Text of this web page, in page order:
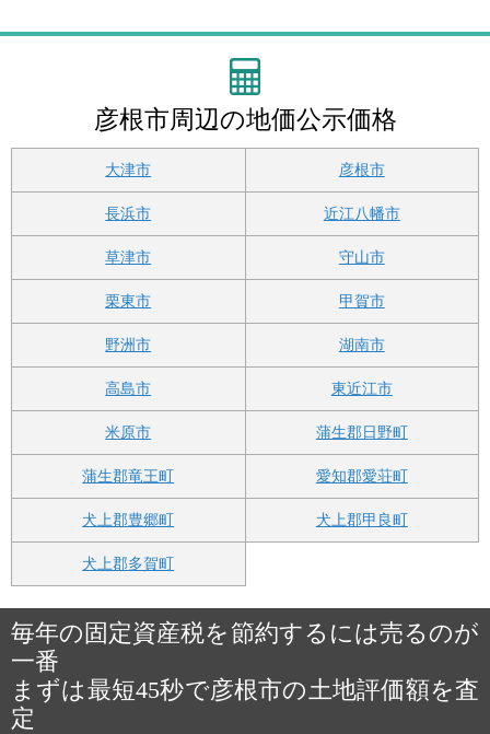
彦根市周辺の地価公示価格
大津市 彦根市
長浜市 近江八幡市
草津市 守山市
栗東市 甲賀市
野洲市 湖南市
高島市 東近江市
米原市 蒲生郡日野町
蒲生郡竜王町 愛知郡愛荘町
犬上郡豊郷町 犬上郡甲良町
犬上郡多賀町
毎年の固定資産税を節約するには売るのが
一番
まずは最短45秒で彦根市の土地評価額を査
定